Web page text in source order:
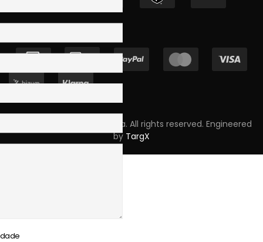
Copyright © 2023 Skpro, Lda. All rights reserved. Engineered
by TargX